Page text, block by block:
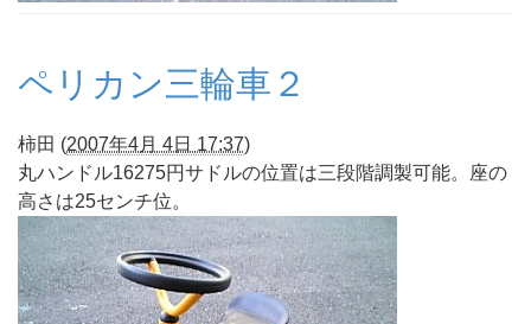
ペリカン三輪車２
柿田 (2007年4月 4日 17:37)
丸ハンドル16275円サドルの位置は三段階調製可能。座の
高さは25センチ位。